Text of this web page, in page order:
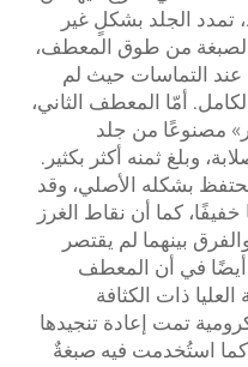
الجلد بشكلٍ غير
الصبغة من طوق المعطف،
التماسات حيث لم
أمّا المعطف الثاني،
مصنوعًا من جلد
وبلغ ثمنه أكثر بكثير.
بشكله الأصلي، وقد
كما أن نقاط الغرز
بينهما لم يقتصر
في أن المعطف
ذات الكثافة
تمت إعادة تنجيدها
استُخدمت فيه صبغةٌ